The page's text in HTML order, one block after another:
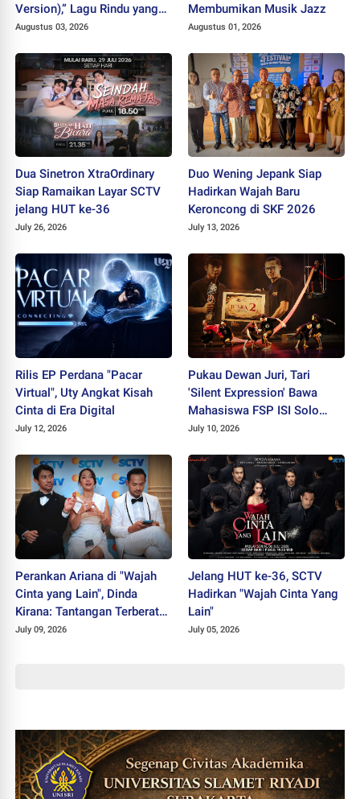
Version),” Lagu Rindu yang
Belum Usai
Augustus 03, 2026
Membumikan Musik Jazz
Augustus 01, 2026
Dua Sinetron XtraOrdinary
Siap Ramaikan Layar SCTV
jelang HUT ke-36
July 26, 2026
Duo Wening Jepank Siap
Hadirkan Wajah Baru
Keroncong di SKF 2026
July 13, 2026
Rilis EP Perdana "Pacar
Virtual", Uty Angkat Kisah
Cinta di Era Digital
July 12, 2026
Pukau Dewan Juri, Tari
'Silent Expression' Bawa
Mahasiswa FSP ISI Solo
Sabet Juara II PEKSIMIDA
July 10, 2026
Perankan Ariana di "Wajah
Cinta yang Lain", Dinda
Kirana: Tantangan Terberat
Selama Berkarier
July 09, 2026
Jelang HUT ke-36, SCTV
Hadirkan "Wajah Cinta Yang
Lain"
July 05, 2026